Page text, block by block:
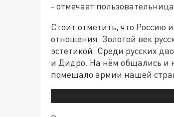
- отмечает
Стоит отметить, что
отношения. Золотой век
эстетикой. Среди русских
и Дидро. На нём общались и
помешало армии нашей